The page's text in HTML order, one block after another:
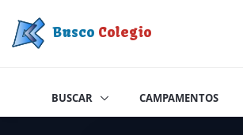
Busco Colegio
BUSCAR CAMPAMENTOS